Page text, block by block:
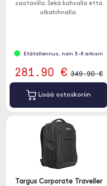
saatavilla. Sekä kahvalla että
olkahihnalla.
Etätallennus, noin 3-8 arkisin
281.90 € 349.90 €
Lisää ostoskoriin
Targus Corporate Traveller